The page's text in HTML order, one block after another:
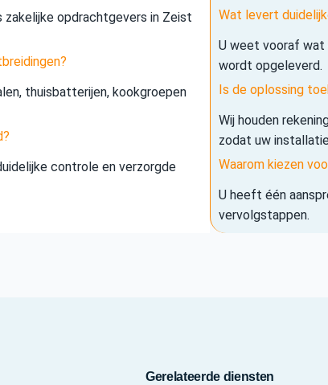
opdrachtgevers in Zeist
thuisbatterijen, kookgroepen
controle en verzorgde
Wat levert
U weet vooraf wat
wordt opgeleverd.
Is de oplossing
Wij houden
zodat uw
Waarom kiezen
U heeft één
vervolgstappen.
Gerelateerde diensten